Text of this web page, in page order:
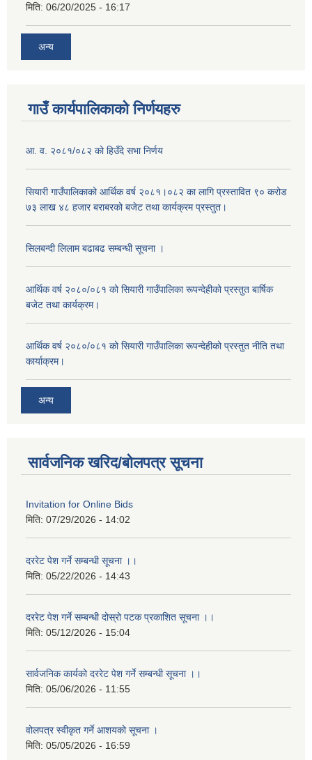
मिति: 06/20/2025 - 16:17
अन्य
गाउँ कार्यपालिकाको निर्णयहरु
आ. व. २०८१/०८२ को हिउँदे सभा निर्णय
सियारी गाउँपालिकाको आर्थिक वर्ष २०८१।०८२ का लागि प्रस्तावित ९० करोड
७३ लाख ४८ हजार बराबरको बजेट तथा कार्यक्रम प्रस्तुत।
सिलबन्दी लिलाम बढाबढ सम्बन्धी सूचना ।
आर्थिक वर्ष २०८०/०८१ को सियारी गाउँपालिका रूपन्देहीको प्रस्तुत बार्षिक
बजेट तथा कार्यक्रम।
आर्थिक वर्ष २०८०/०८१ को सियारी गाउँपालिका रूपन्देहीको प्रस्तुत नीति तथा
कार्याक्रम।
अन्य
सार्वजनिक खरिद/बोलपत्र सूचना
Invitation for Online Bids
मिति: 07/29/2026 - 14:02
दररेट पेश गर्ने सम्बन्धी सूचना ।।
मिति: 05/22/2026 - 14:43
दररेट पेश गर्ने सम्बन्धी दोस्रो पटक प्रकाशित सूचना ।।
मिति: 05/12/2026 - 15:04
सार्वजनिक कार्यको दररेट पेश गर्ने सम्बन्धी सूचना ।।
मिति: 05/06/2026 - 11:55
वोलपत्र स्वीकृत गर्ने आशयको सूचना ।
मिति: 05/05/2026 - 16:59